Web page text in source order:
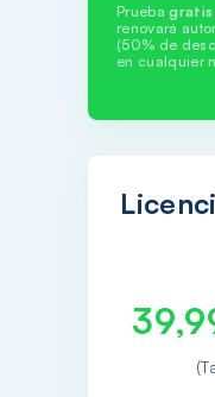
Pruebagratis
renovará
(50% de
en cualquier